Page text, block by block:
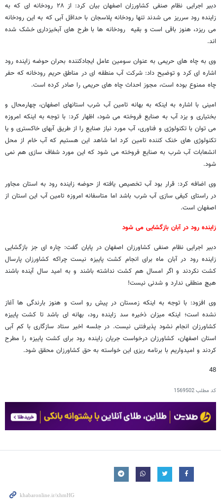
دبیر اجرایی نظام صنفی کشاورزان اصفهان بیان کرد: از ۲۸ رودخانه ای که به
زاینده رود سرریز می شدند تنها رودخانه پلاسجان با حداقل آبی که به این رودخانه
می ریزد، هنوز باقی است و بقیه رودخانه ها با طرح های آبخیزداری خشک شده
اند.
وی به چاه های حریمی به عنوان سومین عامل ایجادکننده بحران حوضه زاینده رود
اشاره ای کرد و توضیح داد: شرکت آب منطقه ای در مناطق حریم رودخانه که حفر
چاه ممنوع بوده است، مجوز احداث چاه های حریمی را صادر کرده است.
امینی با اشاره به اینکه به بهانه تامین آب شرب استانهای اصفهان، چهارمحال و
بختیاری و یزد آب به صنایع فروخته می شود، اظهار کرد: با توجه به اینکه امروزه
می توان با تکنولوژی و فناوری، آب مورد نیاز صنایع را از طریق آبهای خاکستری و یا
تکنولوژی های خنک کننده تامین کرد اما شاهد این هستیم که آب خام از محل
انشعابات آب شرب به صنایع فروخته می شود که این مورد شفاف سازی هم نمی
شود.
وی اضافه کرد: قرار بود آب تخصیص یافته از حوضه زاینده رود به استان مجاور
در راستای کیفی سازی آب شرب باشد اما متاسفانه امروزه تامین آب این استان از
اصفهان است.
زاینده رود در آبان بازگشایی می شود
دبیر اجرایی نظام صنفی کشاورزان اصفهان در پایان گفت: چاره ای جز بازگشایی
زاینده رود در آبان ماه برای انجام کشت پاییزه نیست چراکه کشاورزان پارسال
کشت نکردند و اگر امسال هم کشت نداشته باشند و به امید سال آینده باشند
هیچ منطقی ندارد و شدنی نیست!
وی افزود: با توجه به اینکه زمستان در پیش رو است و هنوز بارندگی ها آغاز
نشده است؛ اینکه میزان ذخیره سد زاینده رود، بهانه ای باشد تا کشت پاییزه
کشاورزان انجام نشود پذیرفتنی نیست. در جلسه اخیر ستاد سازگاری با کم آبی
استان اصفهان، کشاورزان درخواست جریان زاینده رود برای کشت پاییزه را مطرح
کردند و امیدواریم با برنامه ریزی این خواسته به حق کشاورزان محقق شود.
48
کد مطلب1569502